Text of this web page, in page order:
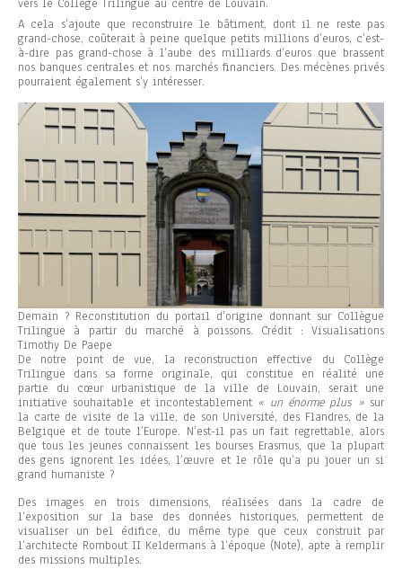
vers le Collège Trilingue au centre de Louvain.
A cela s’ajoute que reconstruire le bâtiment, dont il ne reste pas
grand-chose, coûterait à peine quelque petits millions d’euros, c’est-
à-dire pas grand-chose à l’aube des milliards d’euros que brassent
nos banques centrales et nos marchés financiers. Des mécènes privés
pourraient également s’y intéresser.
Demain ? Reconstitution du portail d’origine donnant sur Collègue
Trilingue à partir du marché à poissons. Crédit : Visualisations
Timothy De Paepe
De notre point de vue, la reconstruction effective du Collège
Trilingue dans sa forme originale, qui constitue en réalité une
partie du cœur urbanistique de la ville de Louvain, serait une
initiative souhaitable et incontestablement « un énorme plus »sur
la carte de visite de la ville, de son Université, des Flandres, de la
Belgique et de toute l’Europe. N’est-il pas un fait regrettable, alors
que tous les jeunes connaissent les bourses Erasmus, que la plupart
des gens ignorent les idées, l’œuvre et le rôle qu’a pu jouer un si
grand humaniste ?
Des images en trois dimensions, réalisées dans la cadre de
l’exposition sur la base des données historiques, permettent de
visualiser un bel édifice, du même type que ceux construit par
l’architecte Rombout II Keldermans à l’époque (Note), apte à remplir
des missions multiples.